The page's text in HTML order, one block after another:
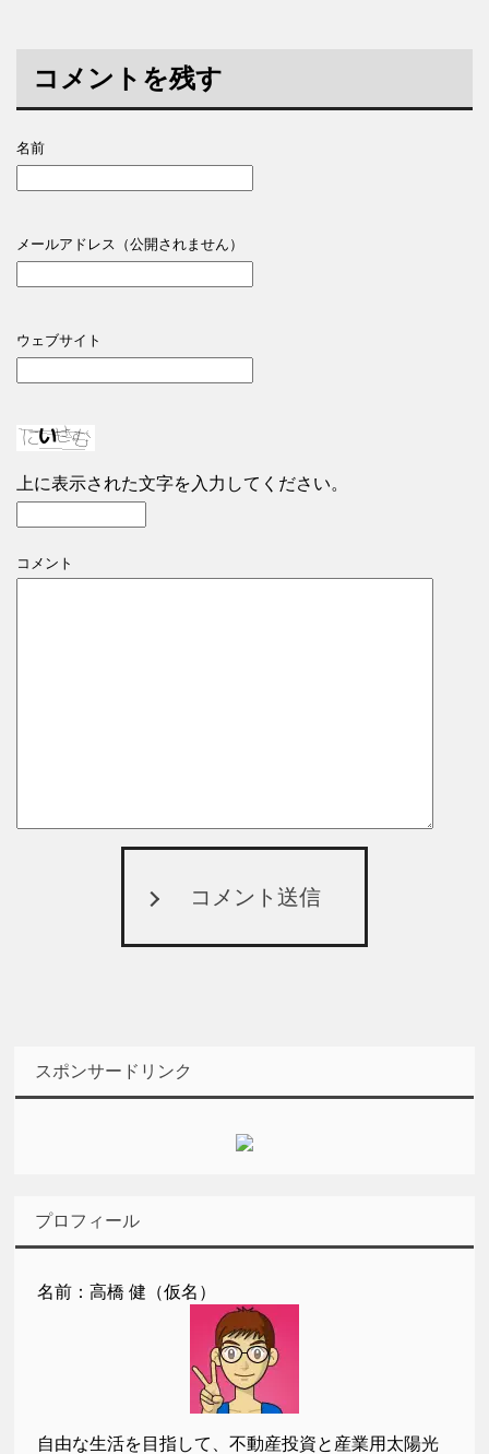
コメントを残す
名前
メールアドレス（公開されません）
ウェブサイト
上に表示された文字を入力してください。
コメント
コメント送信
スポンサードリンク
プロフィール
名前：高橋 健（仮名）
自由な生活を目指して、不動産投資と産業用太陽光